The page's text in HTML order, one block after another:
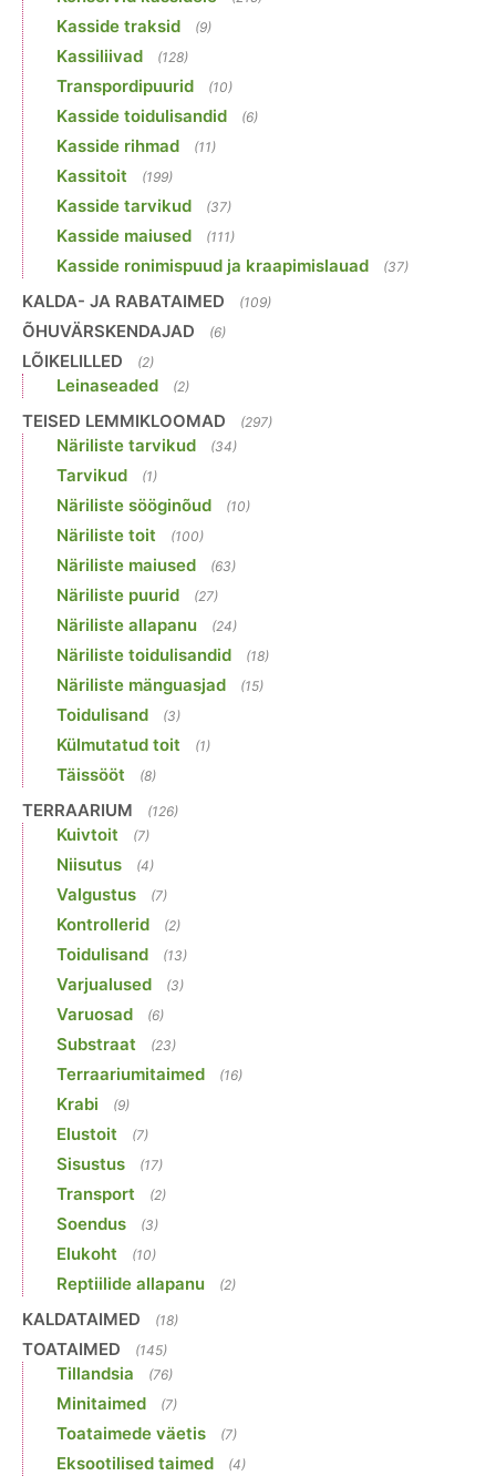
Kasside traksid (9)
Kassiliivad (128)
Transpordipuurid (10)
Kasside toidulisandid (6)
Kasside rihmad (11)
Kassitoit (199)
Kasside tarvikud (37)
Kasside maiused (111)
Kasside ronimispuud ja kraapimislauad (37)
KALDA- JA RABATAIMED (109)
ÕHUVÄRSKENDAJAD (6)
LÕIKELILLED (2)
Leinaseaded (2)
TEISED LEMMIKLOOMAD (297)
Näriliste tarvikud (34)
Tarvikud (1)
Näriliste sööginõud (10)
Näriliste toit (100)
Näriliste maiused (63)
Näriliste puurid (27)
Näriliste allapanu (24)
Näriliste toidulisandid (18)
Näriliste mänguasjad (15)
Toidulisand (3)
Külmutatud toit (1)
Täissööt (8)
TERRAARIUM (126)
Kuivtoit (7)
Niisutus (4)
Valgustus (7)
Kontrollerid (2)
Toidulisand (13)
Varjualused (3)
Varuosad (6)
Substraat (23)
Terraariumitaimed (16)
Krabi (9)
Elustoit (7)
Sisustus (17)
Transport (2)
Soendus (3)
Elukoht (10)
Reptiilide allapanu (2)
KALDATAIMED (18)
TOATAIMED (145)
Tillandsia (76)
Minitaimed (7)
Toataimede väetis (7)
Eksootilised taimed (4)